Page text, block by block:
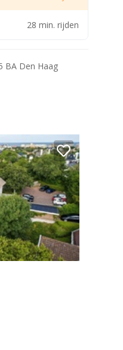
routes in de
voor de
28 min. rijden
BA Den Haag